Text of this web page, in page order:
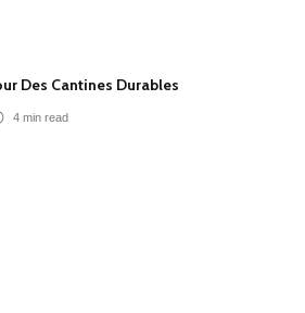
Des Cantines Durables
4 min read